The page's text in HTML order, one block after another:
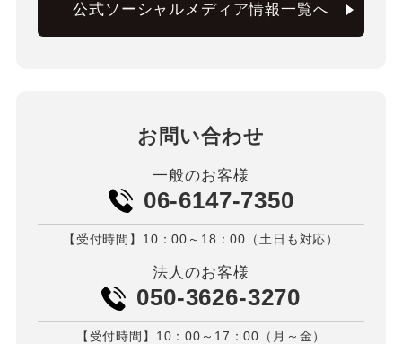
公式ソーシャルメディア情報一覧へ
お問い合わせ
一般のお客様
06-6147-7350
【受付時間】10：00～18：00（土日も対応）
法人のお客様
050-3626-3270
【受付時間】10：00～17：00（月～金）